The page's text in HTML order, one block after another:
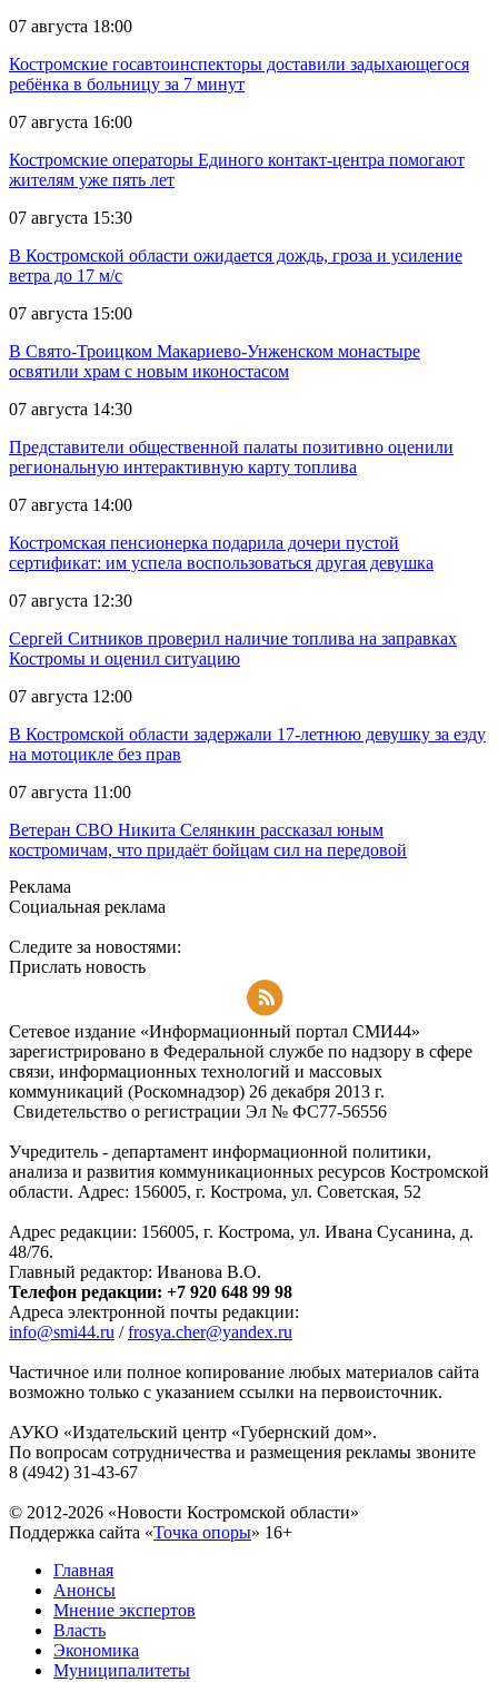
07 августа 18:00
Костромские госавтоинспекторы доставили задыхающегося
ребёнка в больницу за 7 минут
07 августа 16:00
Костромские операторы Единого контакт-центра помогают
жителям уже пять лет
07 августа 15:30
В Костромской области ожидается дождь, гроза и усиление
ветра до 17 м/с
07 августа 15:00
В Свято-Троицком Макариево-Унженском монастыре
освятили храм с новым иконостасом
07 августа 14:30
Представители общественной палаты позитивно оценили
региональную интерактивную карту топлива
07 августа 14:00
Костромская пенсионерка подарила дочери пустой
сертификат: им успела воспользоваться другая девушка
07 августа 12:30
Сергей Ситников проверил наличие топлива на заправках
Костромы и оценил ситуацию
07 августа 12:00
В Костромской области задержали 17-летнюю девушку за езду
на мотоцикле без прав
07 августа 11:00
Ветеран СВО Никита Селянкин рассказал юным
костромичам, что придаёт бойцам сил на передовой
Реклама
Социальная реклама
Следите за новостями:
Прислать новость
Сетевое издание «Информационный портал СМИ44»
зарегистрировано в Федеральной службе по надзору в сфере
связи, информационных технологий и массовых
коммуникаций (Роскомнадзор) 26 декабря 2013 г.
Свидетельство о регистрации Эл № ФC77-56556
Учредитель - департамент информационной политики,
анализа и развития коммуникационных ресурсов Костромской
области. Адрес: 156005, г. Кострома, ул. Советская, 52
Адрес редакции: 156005, г. Кострома, ул. Ивана Сусанина, д.
48/76.
Главный редактор: Иванова В.О.
Телефон редакции: +7 920 648 99 98
Адреса электронной почты редакции:
info@smi44.ru /frosya.cher@yandex.ru
Частичное или полное копирование любых материалов сайта
возможно только с указанием ссылки на первоисточник.
АУКО «Издательский центр «Губернский дом».
По вопросам сотрудничества и размещения рекламы звоните
8 (4942) 31-43-67
© 2012-2026 «Новости Костромской области»
Поддержка сайта «Точка опоры» 16+
Главная
Анонсы
Мнение экспертов
Власть
Экономика
Муниципалитеты